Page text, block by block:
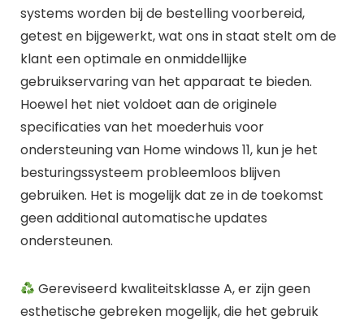
systems worden bij de bestelling voorbereid,
getest en bijgewerkt, wat ons in staat stelt om de
klant een optimale en onmiddellijke
gebruikservaring van het apparaat te bieden.
Hoewel het niet voldoet aan de originele
specificaties van het moederhuis voor
ondersteuning van Home windows 11, kun je het
besturingssysteem probleemloos blijven
gebruiken. Het is mogelijk dat ze in de toekomst
geen additional automatische updates
ondersteunen.
Gereviseerd kwaliteitsklasse A, er zijn geen
esthetische gebreken mogelijk, die het gebruik